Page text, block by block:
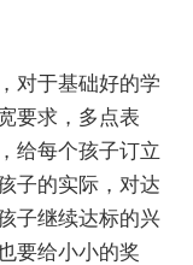
于基础好的学
要求，多点表
给每个孩子订立
子的实际，对达
子继续达标的兴
要给小小的奖